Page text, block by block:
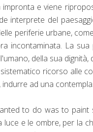
e viene
interprete del
periferie urbane,
incontaminata. La
della sua dignità,
ricorso alle
indurre ad una
to do was to paint
luce e le ombre, per la